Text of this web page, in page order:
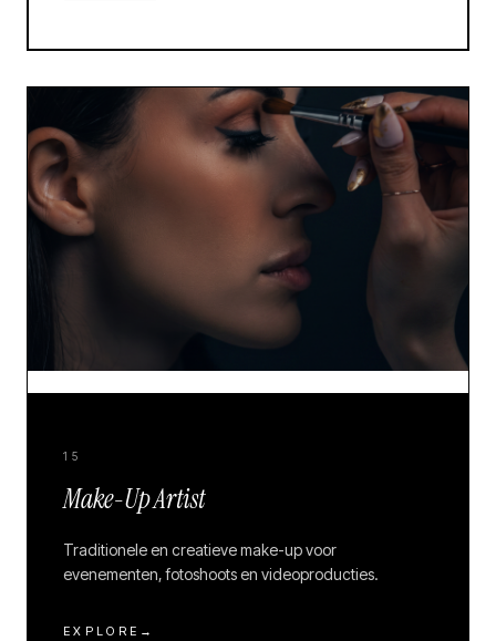
15
Make-Up Artist
Traditionele en creatieve make-up voor
evenementen, fotoshoots en videoproducties.
EXPLORE →